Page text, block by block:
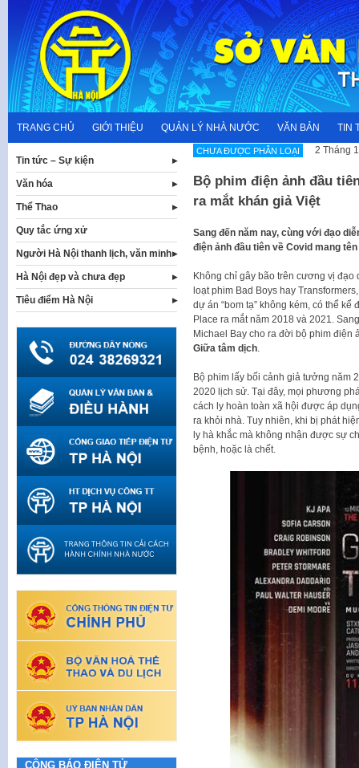
content
TRANG CHỦ GIỚI THIỆU QUẢN LÝ NHÀ NƯỚC VĂN BẢN TIN
CHƯA ĐƯỢC PHÂN LOẠI 2 Tháng
Bộ phim điện ảnh đầu
ra mắt khán giả Việt
Sang đến năm nay, cùng với đạo
điện ảnh đầu tiên về Covid mang
Không chỉ gây bão trên cương vị
loạt phim Bad Boys hay
dự án “bom tạ” không kém, có thể
Place ra mắt năm 2018 và 2021.
Michael Bay cho ra đời bộ phim điện
Giữa tâm dịch.
Bộ phim lấy bối cảnh giả tưởng năm
2020 lịch sử. Tại đây, mọi phương
cách ly hoàn toàn xã hội được áp
ra khỏi nhà. Tuy nhiên, khi bị phát
ly hà khắc mà không nhận được sự
bệnh, hoặc là chết.
Tin tức – Sự kiện
Văn hóa
Thể Thao
Quy tắc ứng xử
Người Hà Nội thanh lịch, văn minh
Hà Nội đẹp và chưa đẹp
Tiêu điểm Hà Nội
CÔNG BÁO ĐIỆN TỬ